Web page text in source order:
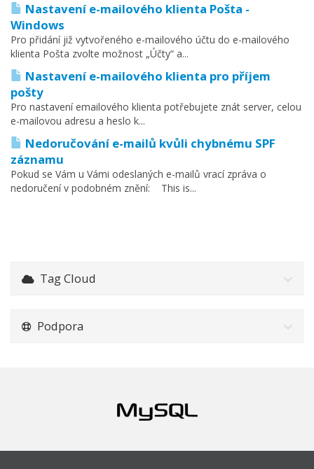
Nastavení e-mailového klienta Pošta -
Windows
Pro přidání již vytvořeného e-mailového účtu do e-mailového
klienta Pošta zvolte možnost „Účty“ a...
Nastavení e-mailového klienta pro příjem
pošty
Pro nastavení emailového klienta potřebujete znát server, celou
e-mailovou adresu a heslo k...
Nedoručování e-mailů kvůli chybnému SPF
záznamu
Pokud se Vám u Vámi odeslaných e-mailů vrací zpráva o
nedoručení v podobném znění: This is...
Tag Cloud
Podpora